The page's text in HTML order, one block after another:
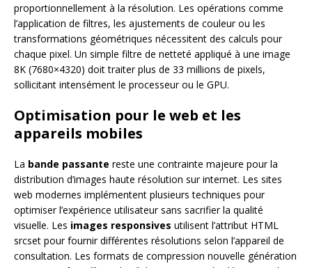
proportionnellement à la résolution. Les opérations comme
l’application de filtres, les ajustements de couleur ou les
transformations géométriques nécessitent des calculs pour
chaque pixel. Un simple filtre de netteté appliqué à une image
8K (7680×4320) doit traiter plus de 33 millions de pixels,
sollicitant intensément le processeur ou le GPU.
Optimisation pour le web et les
appareils mobiles
La bande passante reste une contrainte majeure pour la
distribution d’images haute résolution sur internet. Les sites
web modernes implémentent plusieurs techniques pour
optimiser l’expérience utilisateur sans sacrifier la qualité
visuelle. Les images responsives utilisent l’attribut HTML
srcset pour fournir différentes résolutions selon l’appareil de
consultation. Les formats de compression nouvelle génération